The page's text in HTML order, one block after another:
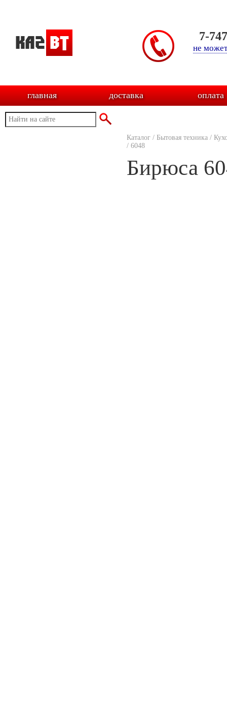
7-
не
главная доставка оплата
Каталог / Бытовая техника /
/ 6048
Бирюса